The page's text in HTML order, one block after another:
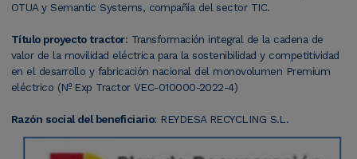
OTUA y Semantic Systems, compañía del sector TIC.
Título proyecto tractor: Transformación integral de la cadena de
valor de la movilidad eléctrica para la sostenibilidad y competitividad
en el desarrollo y fabricación nacional del monovolumen Premium
eléctrico (Nº Exp Tractor VEC-010000-2022-4)
Razón social del beneficiario: REYDESA RECYCLING S.L.